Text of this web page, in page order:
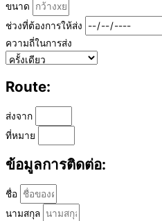
ขนาด
ช่วงที่ต้องการให้ส่ง
ความถี่ในการส่ง
Route:
ส่งจาก
ที่หมาย
ข้อมูลการติดต่อ:
ชื่อ
นามสกุล